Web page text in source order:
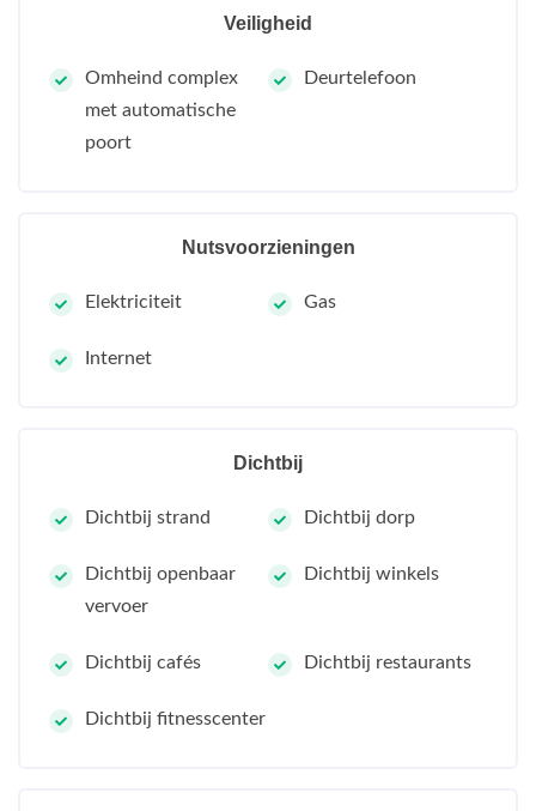
Veiligheid
Omheind complex
met automatische
poort
Deurtelefoon
Nutsvoorzieningen
Elektriciteit Gas
Internet
Dichtbij
Dichtbij strand Dichtbij dorp
Dichtbij openbaar
vervoer
Dichtbij winkels
Dichtbij cafés Dichtbij restaurants
Dichtbij fitnesscenter